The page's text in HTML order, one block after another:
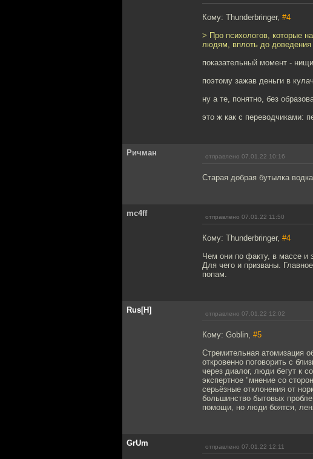
Кому: Thunderbringer, #4
> Про психологов, которые
людям, вплоть до доведения
показательный момент -
поэтому зажав деньги в
ну а те, понятно, без
это ж как с переводчиками:
Ричман отправлено 07.01.22 10:16
Старая добрая бутылка
mc4ff отправлено 07.01.22 11:50
Кому: Thunderbringer, #4
Чем они по факту, в массе и
Для чего и призваны.
попам.
Rus[H] отправлено 07.01.22 12:02
Кому: Goblin, #5
Стремительная атомизация
откровенно поговорить с
через диалог, люди бегут к
экспертное "мнение со
серьёзные отклонения от
большинство бытовых
помощи, но люди боятся,
GrUm отправлено 07.01.22 12:11